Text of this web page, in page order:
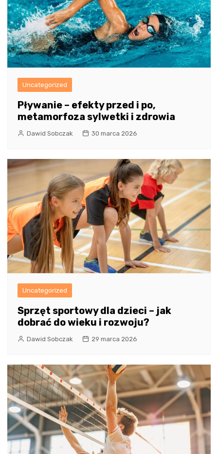
Uncategorized
Pływanie – efekty przed i po,
metamorfoza sylwetki i zdrowia
Dawid Sobczak 30 marca 2026
Uncategorized
Sprzęt sportowy dla dzieci – jak
dobrać do wieku i rozwoju?
Dawid Sobczak 29 marca 2026